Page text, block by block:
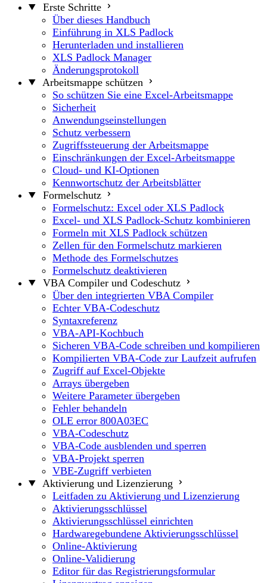
Erste Schritte
Über dieses Handbuch
Einführung in XLS Padlock
Herunterladen und installieren
XLS Padlock Manager
Änderungsprotokoll
Arbeitsmappe schützen
So schützen Sie eine Excel-Arbeitsmappe
Sicherheit
Anwendungseinstellungen
Schutz verbessern
Zugriffssteuerung der Arbeitsmappe
Einschränkungen der Excel-Arbeitsmappe
Cloud- und KI-Optionen
Kennwortschutz der Arbeitsblätter
Formelschutz
Formelschutz: Excel oder XLS Padlock
Excel- und XLS Padlock-Schutz kombinieren
Formeln mit XLS Padlock schützen
Zellen für den Formelschutz markieren
Methode des Formelschutzes
Formelschutz deaktivieren
VBA Compiler und Codeschutz
Über den integrierten VBA Compiler
Echter VBA-Codeschutz
Syntaxreferenz
VBA-API-Kochbuch
Sicheren VBA-Code schreiben und kompilieren
Kompilierten VBA-Code zur Laufzeit aufrufen
Zugriff auf Excel-Objekte
Arrays übergeben
Weitere Parameter übergeben
Fehler behandeln
OLE error 800A03EC
VBA-Codeschutz
VBA-Code ausblenden und sperren
VBA-Projekt sperren
VBE-Zugriff verbieten
Aktivierung und Lizenzierung
Leitfaden zu Aktivierung und Lizenzierung
Aktivierungsschlüssel
Aktivierungsschlüssel einrichten
Hardwaregebundene Aktivierungsschlüssel
Online-Aktivierung
Online-Validierung
Editor für das Registrierungsformular